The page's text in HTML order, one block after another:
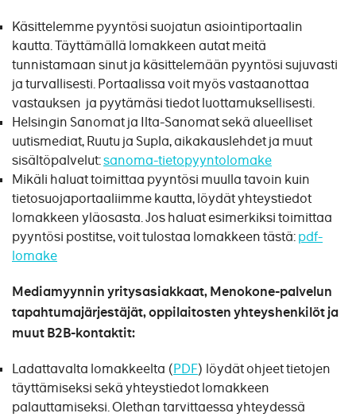
Käsittelemme pyyntösi suojatun asiointiportaalin
kautta. Täyttämällä lomakkeen autat meitä
tunnistamaan sinut ja käsittelemään pyyntösi sujuvasti
ja turvallisesti. Portaalissa voit myös vastaanottaa
vastauksen ja pyytämäsi tiedot luottamuksellisesti.
Helsingin Sanomat ja Ilta-Sanomat sekä alueelliset
uutismediat, Ruutu ja Supla, aikakauslehdet ja muut
sisältöpalvelut:sanoma-tietopyyntolomake
Mikäli haluat toimittaa pyyntösi muulla tavoin kuin
tietosuojaportaaliimme kautta, löydät yhteystiedot
lomakkeen yläosasta. Jos haluat esimerkiksi toimittaa
pyyntösi postitse, voit tulostaa lomakkeen tästä:pdf-
lomake
Mediamyynnin yritysasiakkaat, Menokone-palvelun
tapahtumajärjestäjät, oppilaitosten yhteyshenkilöt ja
muut B2B-kontaktit:
Ladattavalta lomakkeelta (PDF) löydät ohjeet tietojen
täyttämiseksi sekä yhteystiedot lomakkeen
palauttamiseksi. Olethan tarvittaessa yhteydessä